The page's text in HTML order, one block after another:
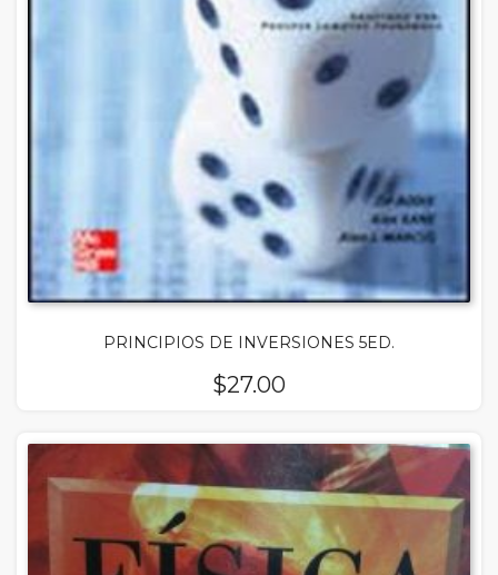
PRINCIPIOS DE INVERSIONES 5ED.
$27.00